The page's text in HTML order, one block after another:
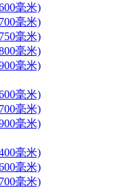
毫米)
毫米)
毫米)
毫米)
毫米)
毫米)
毫米)
毫米)
毫米)
毫米)
毫米)